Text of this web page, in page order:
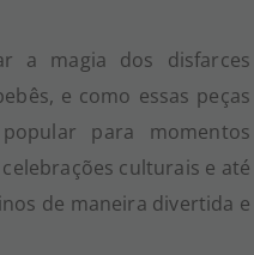
a magia dos disfarces
e como essas peças
para momentos
culturais e até
de maneira divertida e